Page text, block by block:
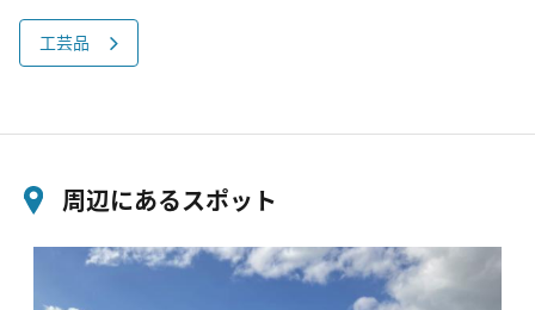
工芸品
周辺にあるスポット